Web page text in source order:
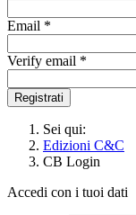
Email *
Verify email *
Registrati
Sei qui:
Edizioni C&C
CB Login
Accedi con i tuoi dati